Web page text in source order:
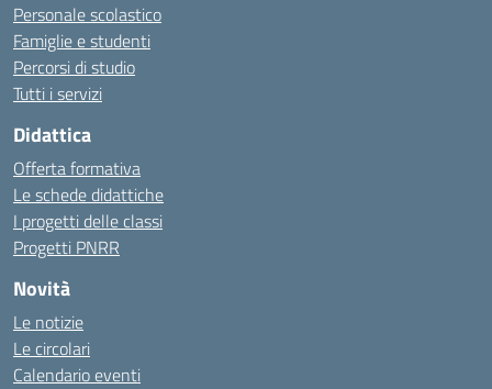
Personale scolastico
Famiglie e studenti
Percorsi di studio
Tutti i servizi
Didattica
Offerta formativa
Le schede didattiche
I progetti delle classi
Progetti PNRR
Novità
Le notizie
Le circolari
Calendario eventi